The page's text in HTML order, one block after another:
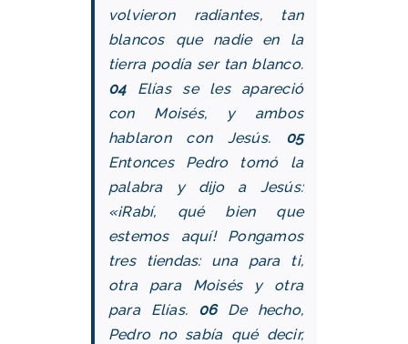
volvieron radiantes, tan
blancos que nadie en la
tierra podía ser tan blanco.
04Elías se les apareció
con Moisés, y ambos
hablaron con Jesús. 05
Entonces Pedro tomó la
palabra y dijo a Jesús:
«¡Rabí, qué bien que
estemos aquí! Pongamos
tres tiendas: una para ti,
otra para Moisés y otra
para Elías. 06De hecho,
Pedro no sabía qué decir,